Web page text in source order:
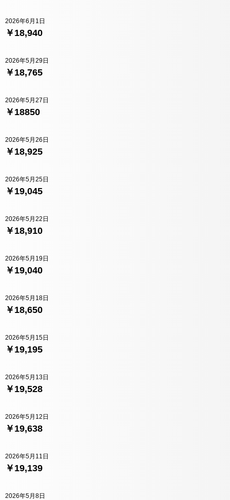
￥18,940
2026年6月1日
￥18,765
2026年5月29日
￥18850
2026年5月27日
￥18,925
2026年5月26日
￥19,045
2026年5月25日
￥18,910
2026年5月22日
￥19,040
2026年5月19日
￥18,650
2026年5月18日
￥19,195
2026年5月15日
￥19,528
2026年5月13日
￥19,638
2026年5月12日
￥19,139
2026年5月11日
2026年5月8日